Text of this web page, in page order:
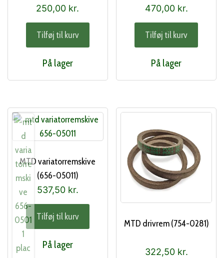
250,00 kr.
Tilføj til kurv
På lager
470,00 kr.
Tilføj til kurv
På lager
MTD variatorremskive
(656-05011)
537,50 kr.
Tilføj til kurv
På lager
MTD drivrem (754-0281)
322,50 kr.